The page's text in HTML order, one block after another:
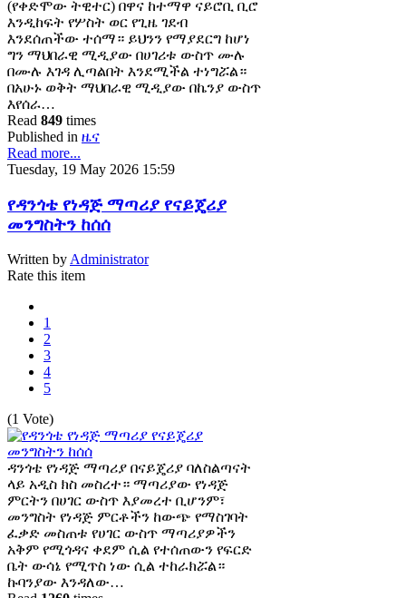
(የቀድሞው ትዊተር) በዋና ከተማዋ ናይሮቢ ቢሮ
እንዲከፍት የሦስት ወር የጊዜ ገደብ
እንደሰጠችው ተሰማ። ይህንን የማያደርግ ከሆነ
ግን ማህበራዊ ሚዲያው በሀገሪቱ ውስጥ ሙሉ
በሙሉ እገዳ ሊጣልበት እንደሚችል ተነግሯል።
በአሁኑ ወቅት ማህበራዊ ሚዲያው በኬንያ ውስጥ
እየሰራ…
Read 849 times
Published in ዜና
Read more...
Tuesday, 19 May 2026 15:59
የዳንጎቴ የነዳጅ ማጣሪያ የናይጄሪያ
መንግስትን ከሰሰ
Written byAdministrator
Rate this item
1
2
3
4
5
(1 Vote)
ዳንጎቴ የነዳጅ ማጣሪያ በናይጄሪያ ባለስልጣናት
ላይ አዲስ ክስ መስረተ። ማጣሪያው የነዳጅ
ምርትን በሀገር ውስጥ እያመረተ ቢሆንም፣
መንግስት የነዳጅ ምርቶችን ከውጭ የማስገባት
ፈቃድ መስጠቱ የሀገር ውስጥ ማጣሪያዎችን
አቅም የሚጎዳና ቀደም ሲል የተሰጠውን የፍርድ
ቤት ውሳኔ የሚጥስ ነው ሲል ተከራክሯል።
ኩባንያው እንዳለው…